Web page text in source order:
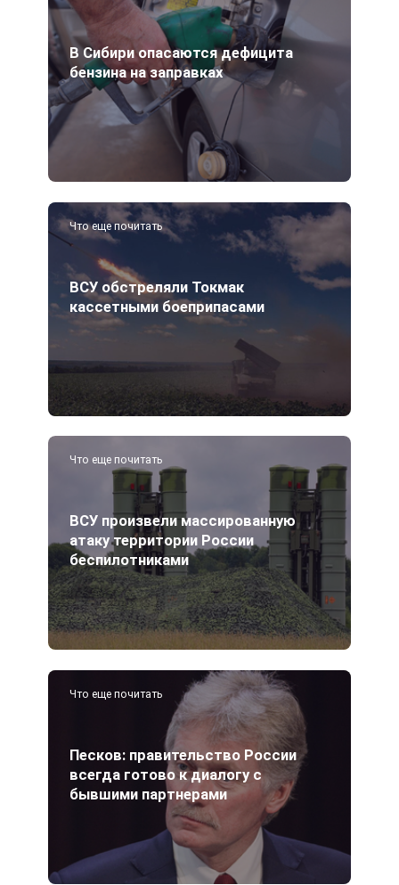
В Сибири опасаются дефицита
бензина на заправках
Что еще почитать
ВСУ обстреляли Токмак
кассетными боеприпасами
Что еще почитать
ВСУ произвели массированную
атаку территории России
беспилотниками
Что еще почитать
Песков: правительство России
всегда готово к диалогу с
бывшими партнерами